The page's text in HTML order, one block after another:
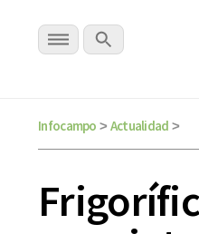
Infocampo > Actualidad >